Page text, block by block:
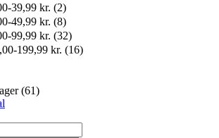
39,99 kr. (2)
49,99 kr. (8)
99,99 kr. (32)
199,99 kr. (16)
(61)